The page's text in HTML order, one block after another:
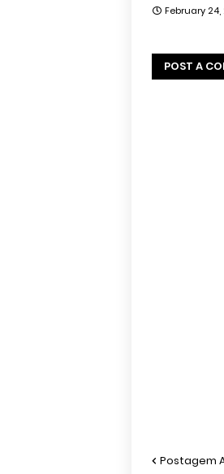
February 24,
POST A
Postagem